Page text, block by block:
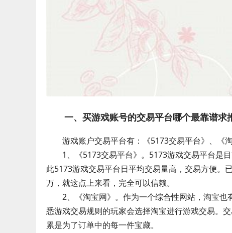
一、买游戏账号的交易平台哪个最靠谱求
游戏账户交易平台有：《5173交易平台》、《
1、《5173交易平台》。5173游戏交易平台是
此5173游戏交易平台日平均交易量高，交易方便。
万，就这点上来看，完全可以信赖。
2、《淘宝网》。作为一个综合性网站，淘宝
悉游戏交易规则的玩家会选择淘宝进行游戏交易。
累是为了订单中的每一件宝藏。